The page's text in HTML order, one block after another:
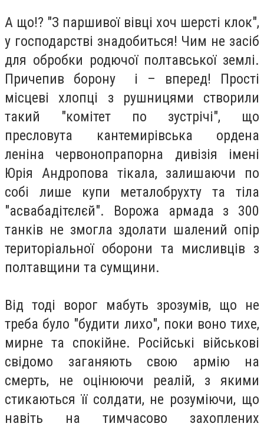
А що!? "З паршивої вівці хоч шерсті клок",
у господарстві знадобиться! Чим не засіб
для обробки родючої полтавської землі.
Причепив борону і – вперед! Прості
місцеві хлопці з рушницями створили
такий "комітет по зустрічі", що
пресловута кантемирівська ордена
леніна червонопрапорна дивізія імені
Юрія Андропова тікала, залишаючи по
собі лише купи металобрухту та тіла
"асвабадітєлєй". Ворожа армада з 300
танків не змогла здолати шалений опір
територіальної оборони та мисливців з
полтавщини та сумщини.
Від тоді ворог мабуть зрозумів, що не
треба було "будити лихо", поки воно тихе,
мирне та спокійне. Російські військові
свідомо заганяють свою армію на
смерть, не оцінюючи реалій, з якими
стикаються її солдати, не розуміючи, що
навіть на тимчасово захоплених